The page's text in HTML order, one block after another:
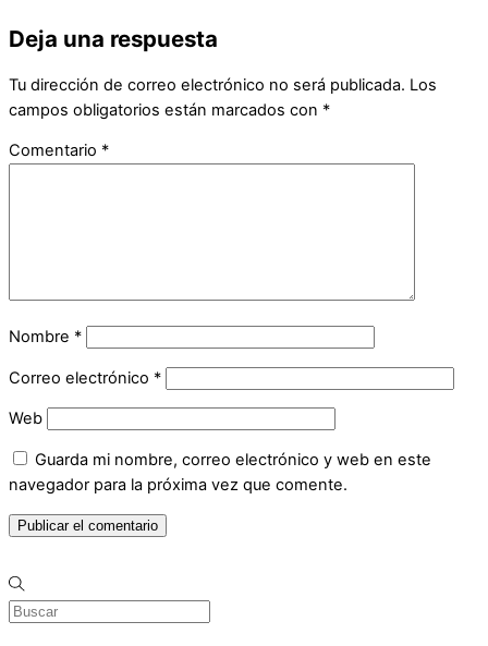
Deja una respuesta
Tu dirección de correo electrónico no será publicada. Los
campos obligatorios están marcados con *
Comentario *
Nombre *
Correo electrónico *
Web
Guarda mi nombre, correo electrónico y web en este
navegador para la próxima vez que comente.